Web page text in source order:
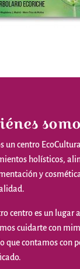
uncentro EcoCultural
holísticos,
y
.
centro es un lugar
cuidartecon
loque contamoscon
.